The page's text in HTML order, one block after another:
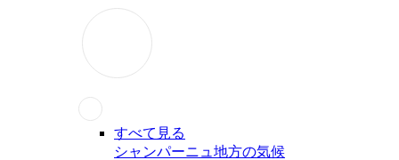
すべて見る
シャンパーニュ地方の気候